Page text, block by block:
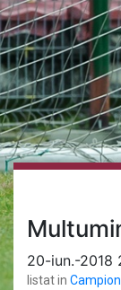
20-iun.-2018
listat in